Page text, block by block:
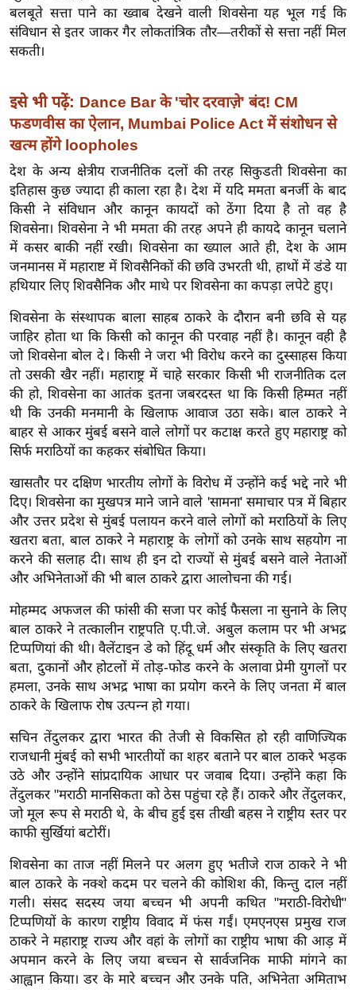
सा
ल
श
य
त
यं
ग
इं
डि
या
सा
हि
त्य
ज
ग
त
ऑ
टो
व
र्ल्ड
ज
ब्री
फ
म
नो
ज
न
ज
ग
त
ली
वु
ड
हॉ
ली
ड
फि
ल्म
स
मी
क्षा
बलबूते सत्ता पाने का ख्वाब देखने वाली शिवसेना यह भूल गई कि
संविधान से इतर जाकर गैर लोकतांत्रिक तौर—तरीकों से सत्ता नहीं मिल
सकती।
इसे भी पढ़ें: Dance Bar के 'चोर दरवाज़े' बंद! CM
फडणवीस का ऐलान, Mumbai Police Act में संशोधन से
खत्म होंगे loopholes
देश के अन्य क्षेत्रीय राजनीतिक दलों की तरह सिकुडती शिवसेना का
इतिहास कुछ ज्यादा ही काला रहा है। देश में यदि ममता बनर्जी के बाद
किसी ने संविधान और कानून कायदों को ठेंगा दिया है तो वह है
शिवसेना। शिवसेना ने भी ममता की तरह अपने ही कायदे कानून चलाने
में कसर बाकी नहीं रखी। शिवसेना का ख्याल आते ही, देश के आम
जनमानस में महाराष्ट में शिवसैनिकों की छवि उभरती थी, हाथों में डंडे या
हथियार लिए शिवसैनिक और माथे पर शिवसेना का कपड़ा लपेटे हुए।
शिवसेना के संस्थापक बाला साहब ठाकरे के दौरान बनी छवि से यह
जाहिर होता था कि किसी को कानून की परवाह नहीं है। कानून वही है
जो शिवसेना बोल दे। किसी ने जरा भी विरोध करने का दुस्साहस किया
तो उसकी खैर नहीं। महाराष्ट्र में चाहे सरकार किसी भी राजनीतिक दल
की हो, शिवसेना का आतंक इतना जबरदस्त था कि किसी हिम्मत नहीं
थी कि उनकी मनमानी के खिलाफ आवाज उठा सके। बाल ठाकरे ने
बाहर से आकर मुंबई बसने वाले लोगों पर कटाक्ष करते हुए महाराष्ट्र को
सिर्फ मराठियों का कहकर संबोधित किया।
खासतौर पर दक्षिण भारतीय लोगों के विरोध में उन्होंने कई भद्दे नारे भी
दिए। शिवसेना का मुखपत्र माने जाने वाले 'सामना' समाचार पत्र में बिहार
और उत्तर प्रदेश से मुंबई पलायन करने वाले लोगों को मराठियों के लिए
खतरा बता, बाल ठाकरे ने महाराष्ट्र के लोगों को उनके साथ सहयोग ना
करने की सलाह दी। साथ ही इन दो राज्यों से मुंबई बसने वाले नेताओं
और अभिनेताओं की भी बाल ठाकरे द्वारा आलोचना की गई।
मोहम्मद अफजल की फांसी की सजा पर कोई फैसला ना सुनाने के लिए
बाल ठाकरे ने तत्कालीन राष्ट्रपति ए.पी.जे. अबुल कलाम पर भी अभद्र
टिप्पणियां की थी। वैलेंटाइन डे को हिंदू धर्म और संस्कृति के लिए खतरा
बता, दुकानों और होटलों में तोड़-फोड करने के अलावा प्रेमी युगलों पर
हमला, उनके साथ अभद्र भाषा का प्रयोग करने के लिए जनता में बाल
ठाकरे के खिलाफ रोष उत्पन्न हो गया।
सचिन तेंदुलकर द्वारा भारत की तेजी से विकसित हो रही वाणिज्यिक
राजधानी मुंबई को सभी भारतीयों का शहर बताने पर बाल ठाकरे भड़क
उठे और उन्होंने सांप्रदायिक आधार पर जवाब दिया। उन्होंने कहा कि
तेंदुलकर "मराठी मानसिकता को ठेस पहुंचा रहे हैं। ठाकरे और तेंदुलकर,
जो मूल रूप से मराठी थे, के बीच हुई इस तीखी बहस ने राष्ट्रीय स्तर पर
काफी सुर्खियां बटोरीं।
शिवसेना का ताज नहीं मिलने पर अलग हुए भतीजे राज ठाकरे ने भी
बाल ठाकरे के नक्शे कदम पर चलने की कोशिश की, किन्तु दाल नहीं
गली। संसद सदस्य जया बच्चन भी अपनी कथित "मराठी-विरोधी"
टिप्पणियों के कारण राष्ट्रीय विवाद में फंस गईं। एमएनएस प्रमुख राज
ठाकरे ने महाराष्ट्र राज्य और वहां के लोगों का राष्ट्रीय भाषा की आड़ में
अपमान करने के लिए जया बच्चन से सार्वजनिक माफी मांगने का
आह्वान किया। डर के मारे बच्चन और उनके पति, अभिनेता अमिताभ